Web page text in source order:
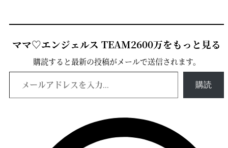
ママ♡エンジェルス TEAM2600万をもっと見る
購読すると最新の投稿がメールで送信されます。
メールアドレスを入力...
購読